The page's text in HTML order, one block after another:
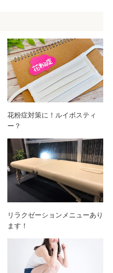
花粉症対策に！ルイボスティ
ー？
リラクゼーションメニューあり
ます！